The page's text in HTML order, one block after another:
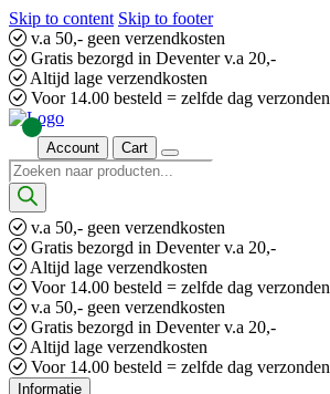
Skip to content Skip to footer
v.a 50,- geen verzendkosten
Gratis bezorgd in Deventer v.a 20,-
Altijd lage verzendkosten
Voor 14.00 besteld = zelfde dag verzonden
Account Cart
Producten
zoeken
v.a 50,- geen verzendkosten
Gratis bezorgd in Deventer v.a 20,-
Altijd lage verzendkosten
Voor 14.00 besteld = zelfde dag verzonden
v.a 50,- geen verzendkosten
Gratis bezorgd in Deventer v.a 20,-
Altijd lage verzendkosten
Voor 14.00 besteld = zelfde dag verzonden
Informatie